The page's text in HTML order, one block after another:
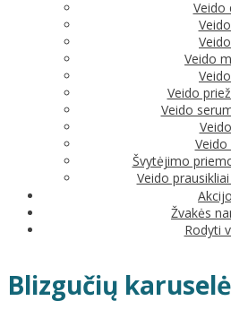
Veido
Veido
Veido
Veido
Veido
Švytėjimo
Veido
Žvakės
Rodyti
Blizgučių